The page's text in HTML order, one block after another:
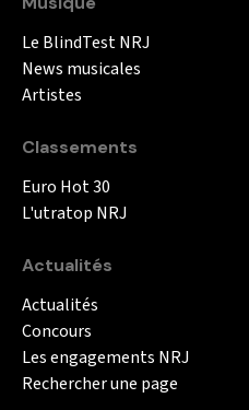
Le BlindTest NRJ
News musicales
Artistes
Classements
Euro Hot 30
L'utratop NRJ
Actualités
Actualités
Concours
Les engagements NRJ
Rechercher une page